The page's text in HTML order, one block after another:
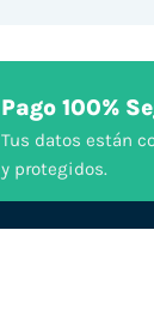
Pago 100%
Tus datos están
y protegidos.